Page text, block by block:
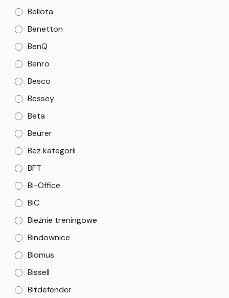
Bellota
Benetton
BenQ
Benro
Besco
Bessey
Beta
Beurer
Bez kategorii
BFT
Bi-Office
BiC
Bieżnie treningowe
Bindownice
Biomus
Bissell
Bitdefender